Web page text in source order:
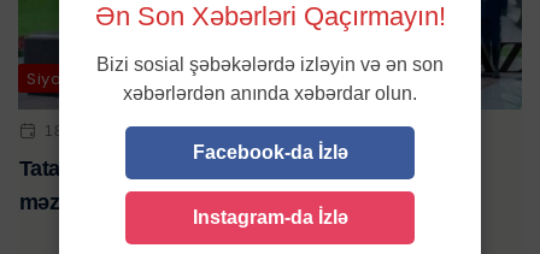
Siyasət / Rəsmi / Ölkə
18 IYN 2023 | 10:18
Tatarıstanın Rəisi Ulu Öndər Heydər Əliyevin
məzarını ziyarət edib
Ən Son Xəbərləri Qaçırmayın!
Bizi sosial şəbəkələrdə izləyin və ən son
xəbərlərdən anında xəbərdar olun.
Facebook-da İzlə
Instagram-da İzlə